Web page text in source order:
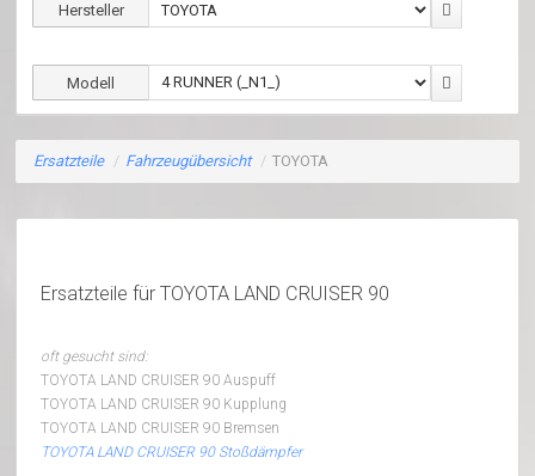
Hersteller
Modell
Ersatzteile / Fahrzeugübersicht / TOYOTA
Ersatzteile für TOYOTA LAND CRUISER 90
oft gesucht sind:
TOYOTA LAND CRUISER 90 Auspuff
TOYOTA LAND CRUISER 90 Kupplung
TOYOTA LAND CRUISER 90 Bremsen
TOYOTA LAND CRUISER 90 Stoßdämpfer